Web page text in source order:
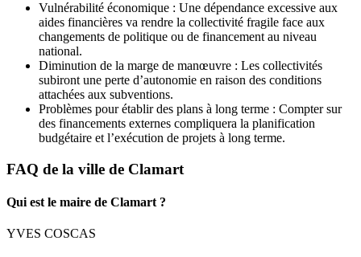
Vulnérabilité économique : Une dépendance excessive aux
aides financières va rendre la collectivité fragile face aux
changements de politique ou de financement au niveau
national.
Diminution de la marge de manœuvre : Les collectivités
subiront une perte d’autonomie en raison des conditions
attachées aux subventions.
Problèmes pour établir des plans à long terme : Compter sur
des financements externes compliquera la planification
budgétaire et l’exécution de projets à long terme.
FAQ de la ville de Clamart
Qui est le maire de Clamart ?
YVES COSCAS